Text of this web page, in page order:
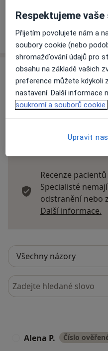
Názory
Přidejte
Recenze
Specialisté
odstranění nebo
Další informace.
Hledejte v názorech
Alena P. Číslo
Respektujeme
Přijetím povolujete nám a
soubory cookie (nebo
shromažďování údajů pro
obsahu na základě vašich
preference můžete kdykoli
nastavení. Další informace
soukromí a souborů cookie.
Upravit